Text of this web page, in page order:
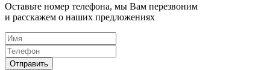
Оставьте номер телефона, мы Вам перезвоним
и расскажем о наших предложениях